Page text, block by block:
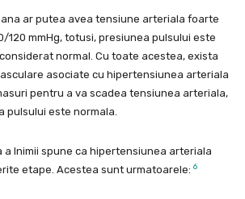
ar putea avea tensiune arteriala foarte
120 mmHg, totusi, presiunea pulsului este
normal. Cu toate acestea, exista
asociate cu hipertensiunea arteriala
pentru a va scadea tensiunea arteriala,
pulsului este normala.
a Inimii spune ca hipertensiunea arteriala
etape. Acestea sunt urmatoarele: 6